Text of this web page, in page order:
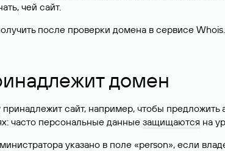
чей сайт.
после проверки домена в сервисе Whois.
домен
принадлежит сайт, например, чтобы
часто персональные данные защищаются на
указано в поле «person», если